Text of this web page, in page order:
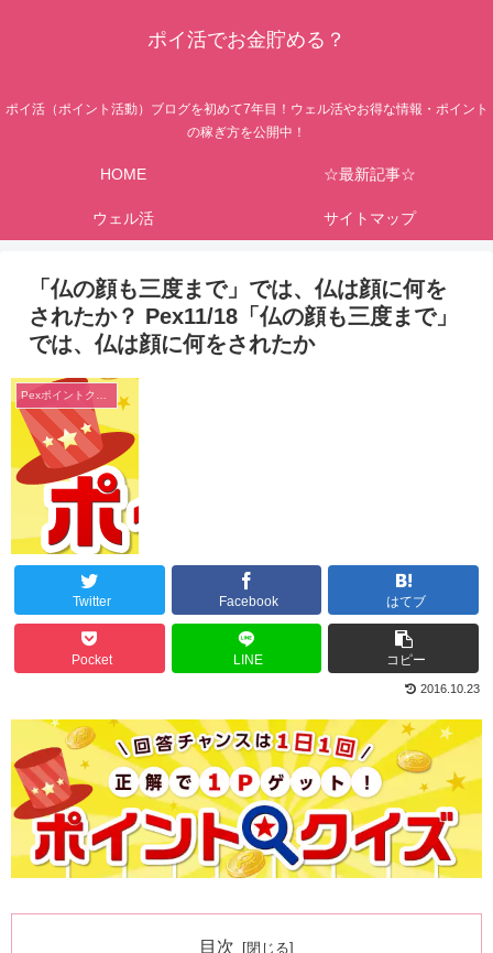
ポイ活でお金貯める？
ポイ活（ポイント活動）ブログを初めて7年目！ウェル活やお得な情報・ポイント
の稼ぎ方を公開中！
HOME ☆最新記事☆
ウェル活 サイトマップ
「仏の顔も三度まで」では、仏は顔に何を
されたか？ Pex11/18「仏の顔も三度まで」
では、仏は顔に何をされたか
Pexポイントクイズ
Twitter Facebook はてブ
Pocket LINE コピー
2016.10.23
目次